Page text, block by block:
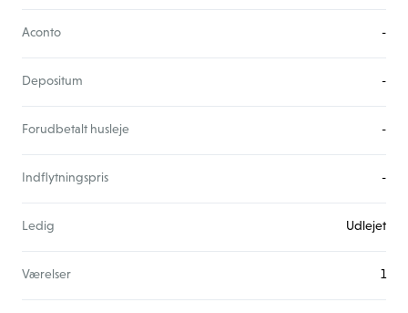
Aconto -
Depositum -
Forudbetalt husleje -
Indflytningspris -
Ledig Udlejet
Værelser 1